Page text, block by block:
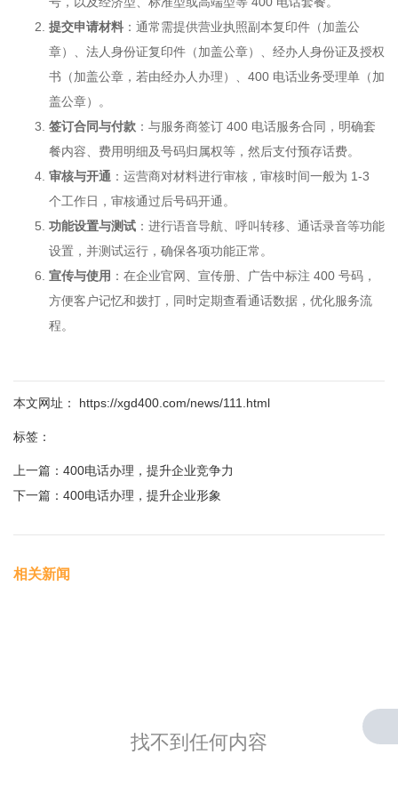
提交申请材料 ：通常需提供营业执照副本复印件（加盖公
章）、法人身份证复印件（加盖公章）、经办人身份证及授权
书（加盖公章，若由经办人办理）、400 电话业务受理单（加
盖公章）。
签订合同与付款 ：与服务商签订 400 电话服务合同，明确套
餐内容、费用明细及号码归属权等，然后支付预存话费。
审核与开通 ：运营商对材料进行审核，审核时间一般为 1-3
个工作日，审核通过后号码开通。
功能设置与测试 ：进行语音导航、呼叫转移、通话录音等功能
设置，并测试运行，确保各项功能正常。
宣传与使用 ：在企业官网、宣传册、广告中标注 400 号码，
方便客户记忆和拨打，同时定期查看通话数据，优化服务流
程。
本文网址： https://xgd400.com/news/111.html
标签：
上一篇： 400电话办理，提升企业竞争力
下一篇： 400电话办理，提升企业形象
相关新闻
找不到任何内容